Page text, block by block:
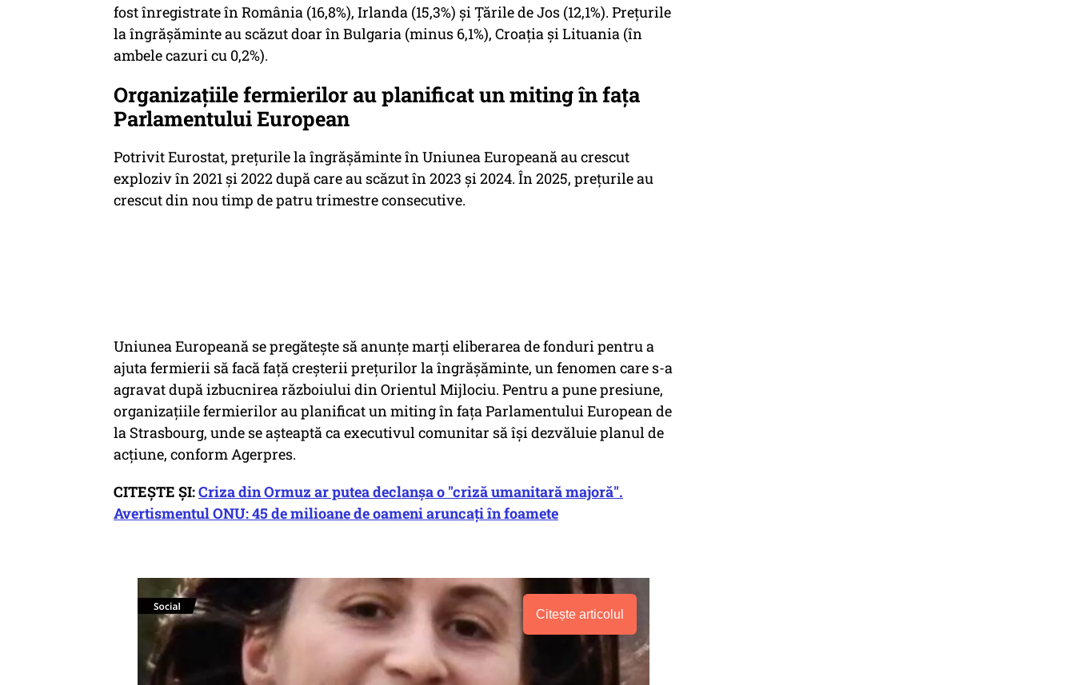
fost înregistrate în România (16,8%), Irlanda (15,3%) şi Ţările de Jos (12,1%). Preţurile
la îngrăşăminte au scăzut doar în Bulgaria (minus 6,1%), Croaţia şi Lituania (în
ambele cazuri cu 0,2%).
Organizaţiile fermierilor au planificat un miting în faţa
Parlamentului European
Potrivit Eurostat, preţurile la îngrăşăminte în Uniunea Europeană au crescut
exploziv în 2021 şi 2022 după care au scăzut în 2023 şi 2024. În 2025, preţurile au
crescut din nou timp de patru trimestre consecutive.
Uniunea Europeană se pregăteşte să anunţe marţi eliberarea de fonduri pentru a
ajuta fermierii să facă faţă creşterii preţurilor la îngrăşăminte, un fenomen care s-a
agravat după izbucnirea războiului din Orientul Mijlociu. Pentru a pune presiune,
organizaţiile fermierilor au planificat un miting în faţa Parlamentului European de
la Strasbourg, unde se aşteaptă ca executivul comunitar să îşi dezvăluie planul de
acţiune, conform Agerpres.
CITEȘTE ȘI:Criza din Ormuz ar putea declanșa o "criză umanitară majoră".
Avertismentul ONU: 45 de milioane de oameni aruncați în foamete
Citește articolul